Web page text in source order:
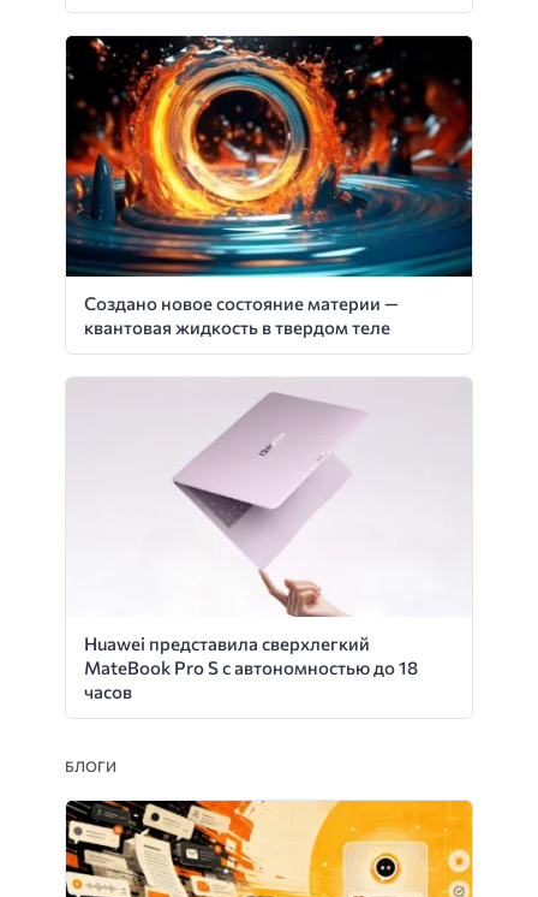
Создано новое состояние материи —
квантовая жидкость в твердом теле
Huawei представила сверхлегкий
MateBook Pro S с автономностью до 18
часов
БЛОГИ